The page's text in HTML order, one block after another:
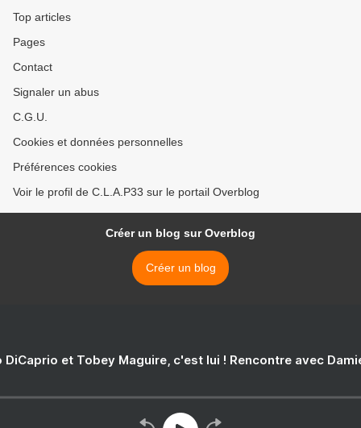
Top articles
Pages
Contact
Signaler un abus
C.G.U.
Cookies et données personnelles
Préférences cookies
Voir le profil de C.L.A.P33 sur le portail Overblog
Créer un blog sur Overblog
Créer un blog
DiCaprio et Tobey Maguire, c'est lui ! Rencontre avec